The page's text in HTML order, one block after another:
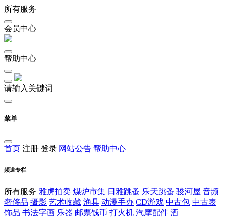
所有服务
会员中心
帮助中心
请输入关键词
菜单
首页 注册 登录 网站公告 帮助中心
频道专栏
所有服务 雅虎拍卖 煤炉市集 日雅跳蚤 乐天跳蚤 骏河屋 音频
奢侈品 摄影 艺术收藏 渔具 动漫手办 CD游戏 中古包 中古表
饰品 书法字画 乐器 邮票钱币 打火机 汽摩配件 酒